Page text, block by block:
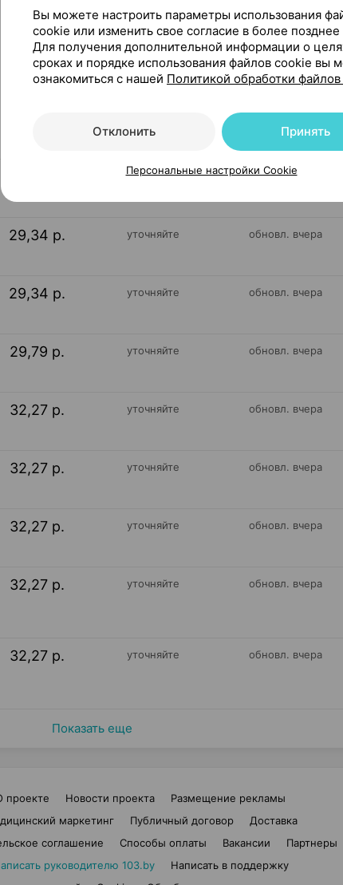
На карте
45
1 шт. обновл. в 08:00
29,34 р. уточняйте обновл. вчера
29,34 р. уточняйте обновл. вчера
29,79 р. уточняйте обновл. вчера
32,27 р. уточняйте обновл. вчера
32,27 р. уточняйте обновл. вчера
32,27 р. уточняйте обновл. вчера
32,27 р. уточняйте обновл. вчера
32,27 р. уточняйте обновл. вчера
Показать еще
проекте Новости проекта
Размещение рекламы
маркетинг
Публичный договор
Доставка
соглашение
Способы оплаты Вакансии
Партнеры
руководителю 103.by
Написать в поддержку
Вы можете настроить параметры использования
cookie или изменить свое согласие в более
Для получения дополнительной информации о
сроках и порядке использования файлов cookie вы
ознакомиться с нашей Политикой обработки
Отклонить Принять
Персональные настройки Cookie